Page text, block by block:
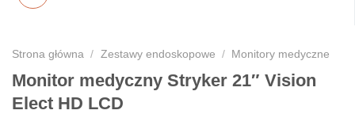
Strona główna / Zestawy endoskopowe / Monitory medyczne
Monitor medyczny Stryker 21″ Vision
Elect HD LCD